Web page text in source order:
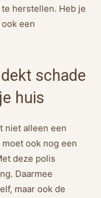
herstellen. Heb je
een
schade
huis
niet alleen een
ook nog een
deze polis
Daarmee
maar ook de